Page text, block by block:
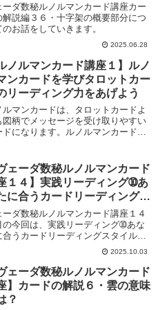
ーダ数秘ルノルマンカード講座カー
解説編３６・十字架の概要部分につ
のお話をしていきます。
2025.06.28
ノルマンカード講座１】ルノ
ンカードを学びタロットカー
リーディング力をあげよう
ルマンカードは、タロットカードよ
図柄でメッセージを受け取りやすい
ドになります。ルノルマンカードを
です。
ェーダ数秘ルノルマンカード
１４】実践リーディング➉あ
に合うカードリーディングス
ル診断
ーダ数秘ルノルマンカード講座１４
の今回は、実践リーディング➉あな
合うカードリーディングスタイル診
ついてのお話をしていきます。2025.10.03
ェーダ数秘ルノルマンカード
】カードの解説６・雲の意味
？